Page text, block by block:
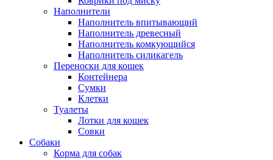
Наполнители
Наполнитель впитывающий
Наполнитель древесный
Наполнитель комкующийся
Наполнитель силикагель
Переноски для кошек
Контейнера
Сумки
Клетки
Туалеты
Лотки для кошек
Совки
Собаки
Корма для собак